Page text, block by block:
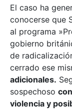
El caso ha
conocerse que
al programa
gobierno
de
cerrado ese
adicionales.
sospechoso
violencia y